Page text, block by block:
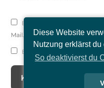
Diese Website
Nutzung erklärst
So deaktivierst du
Benachrichtige mich über
Mail.
Benachrichtige mich über